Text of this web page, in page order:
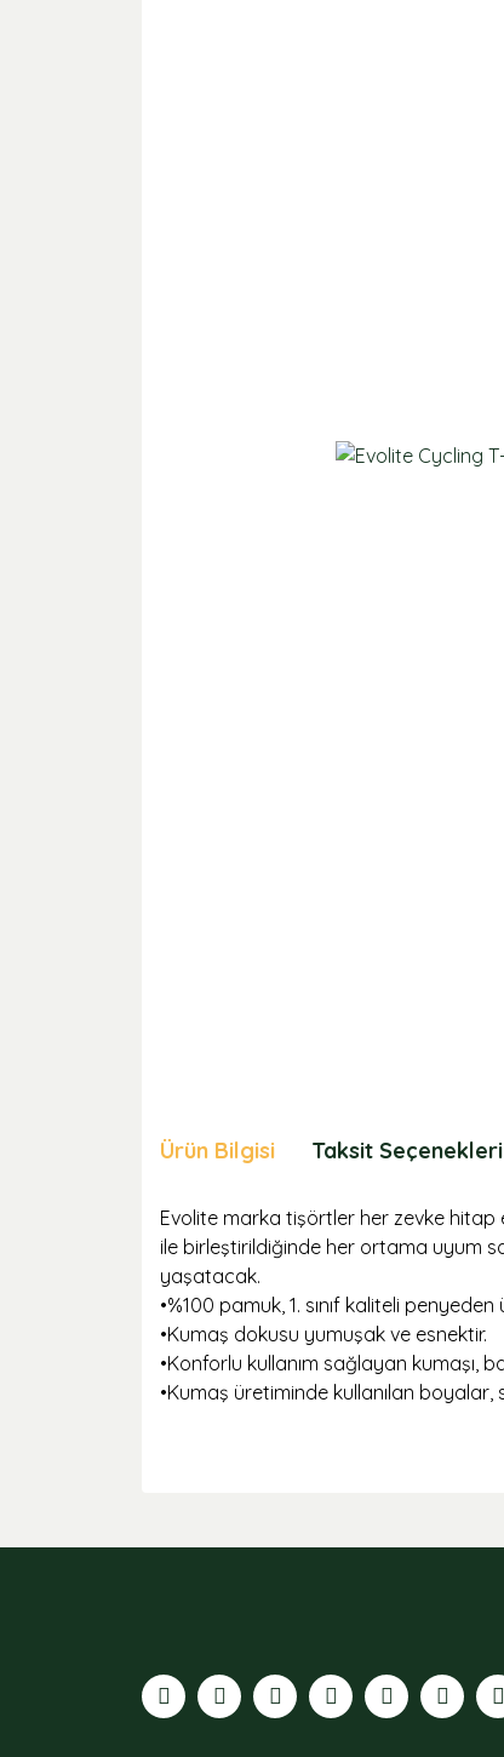
Ürün Bilgisi Taksit Seçenekleri
Evolite marka tişörtler her zevke hitap
ile birleştirildiğinde her ortama uyum
yaşatacak.
•%100 pamuk, 1. sınıf kaliteli penyeden
•Kumaş dokusu yumuşak ve esnektir.
•Konforlu kullanım sağlayan kumaşı,
•Kumaş üretiminde kullanılan boyalar,
Ürün fiyatı diğer sitelerden daha pahalı.
Bu ürüne benzer farklı alternatifler olmalı.